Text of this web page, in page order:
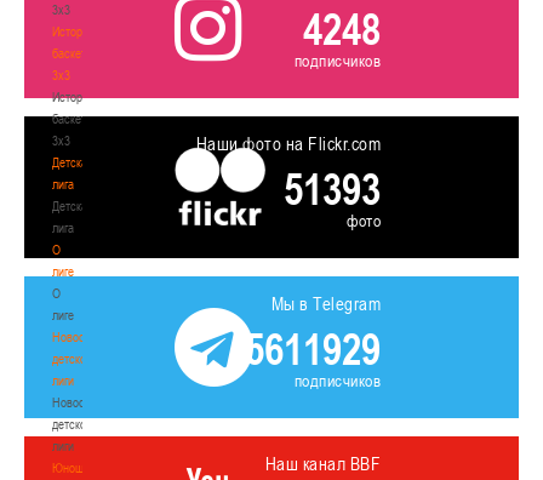
3х3
История
баскетбола
3х3
История
баскетбола
3х3
Детская
лига
Детская
лига
О
лиге
О
лиге
Новости
детской
лиги
Новости
детской
лиги
Юноши
4248
подписчиков
Наши фото на Flickr.com
51393
фото
Мы в Telegram
5611929
подписчиков
Наш канал BBF